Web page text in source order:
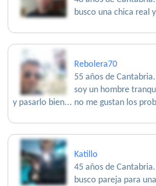
busco una chica real
Rebolera70
55 años de Cantabria.
soy un hombre
y pasarlo bien... no me gustan los
Katillo
45 años de Cantabria.
busco pareja para